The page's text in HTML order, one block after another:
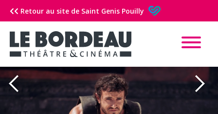
Retour au site de Saint Genis Pouilly